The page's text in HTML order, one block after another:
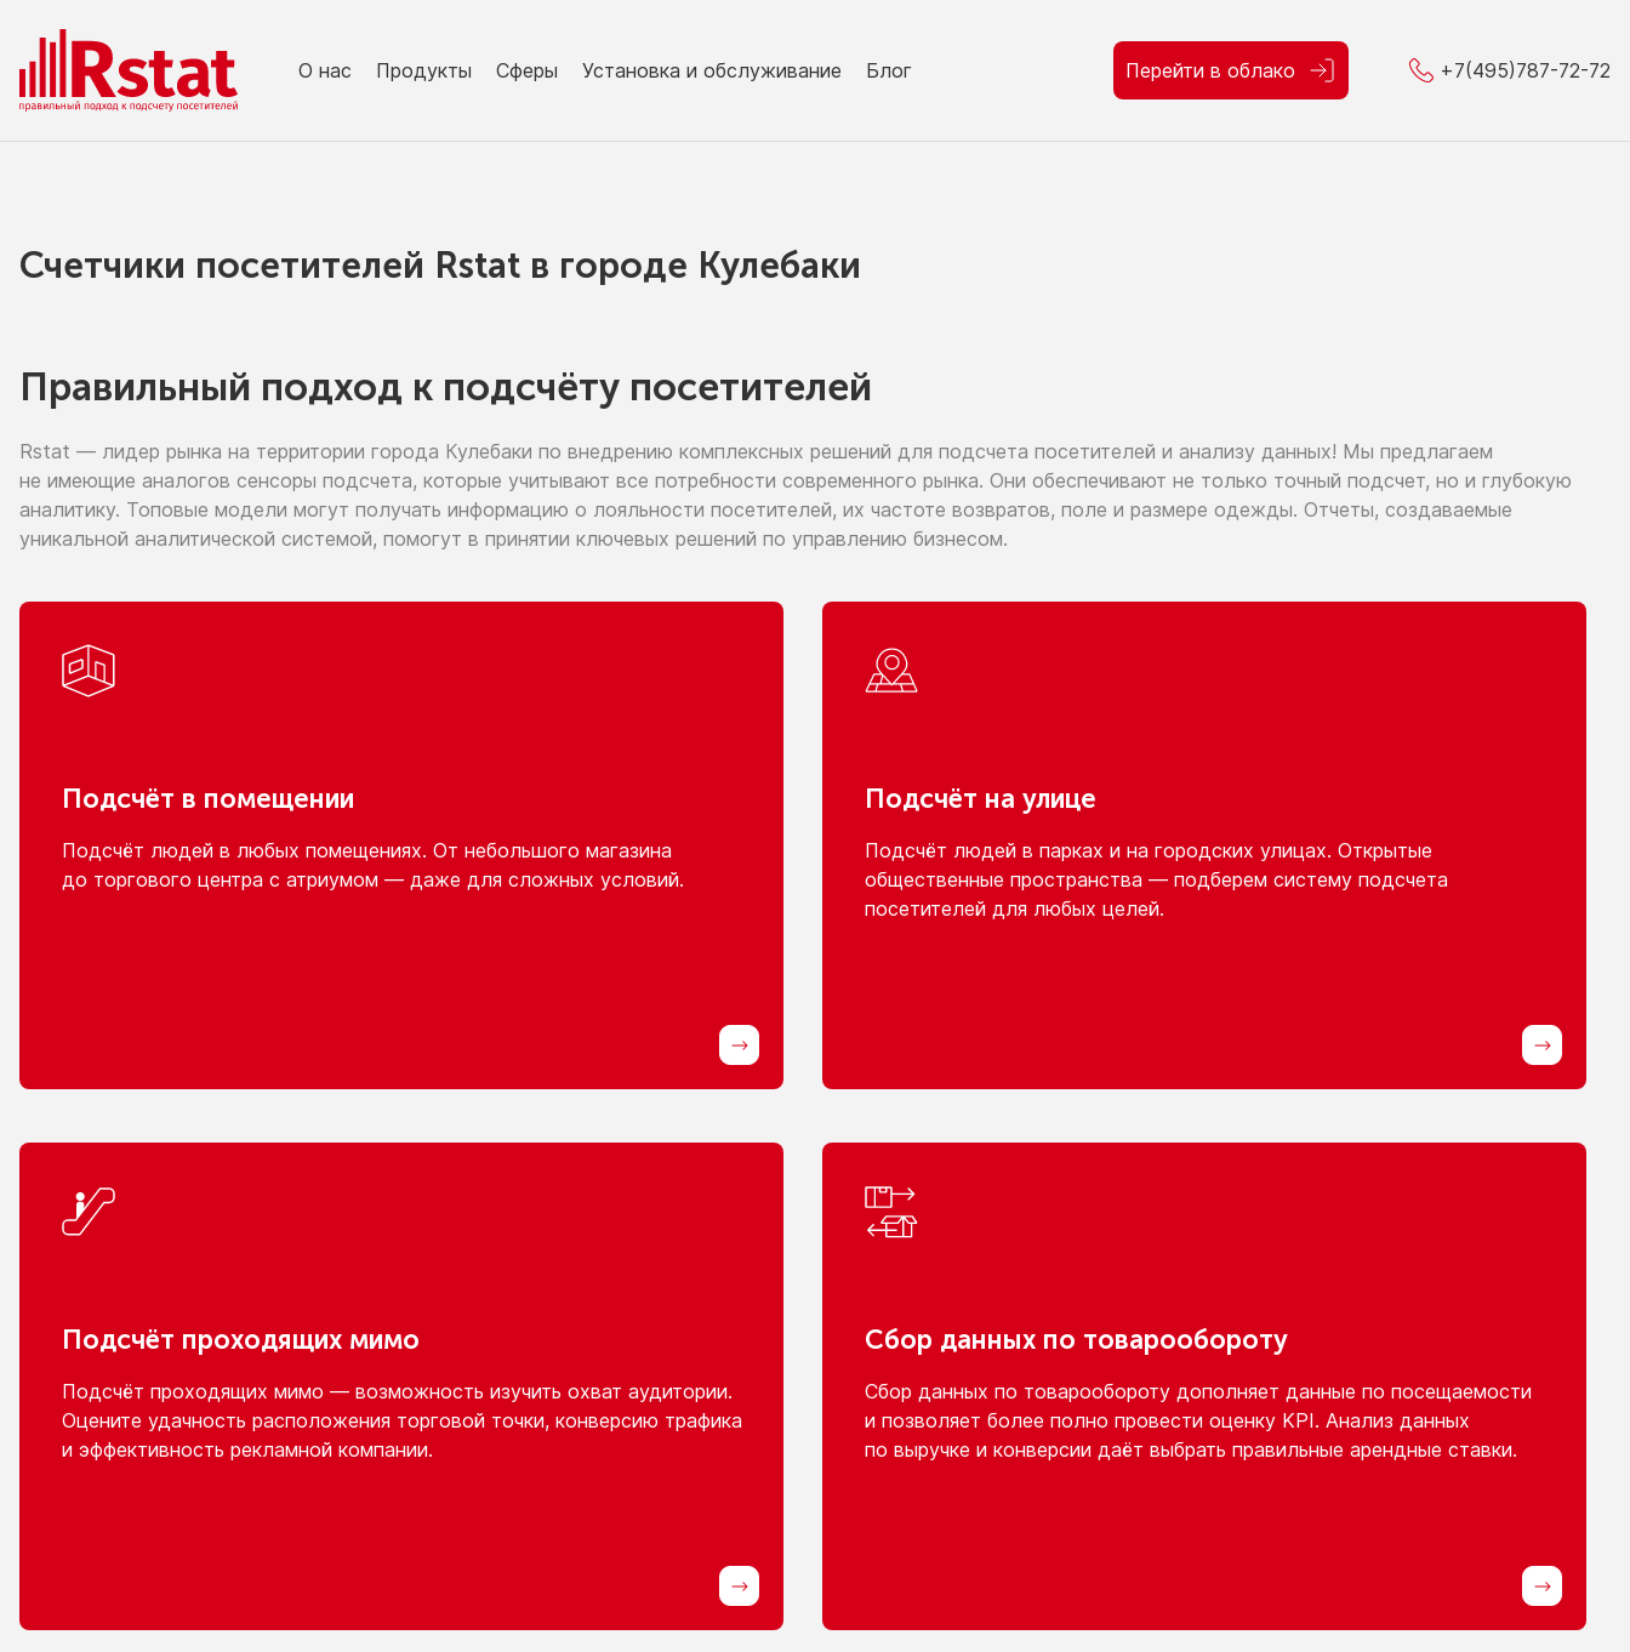
О нас Продукты Сферы Установка и обслуживание Блог Перейти в облако +7(495)787-72-72
Счетчики посетителей Rstat в городe Кулебаки
Правильный подход к подсчёту посетителей
Rstat — лидер рынка на территории города Кулебаки по внедрению комплексных решений для подсчета посетителей и анализу данных! Мы предлагаем
не имеющие аналогов сенсоры подсчета, которые учитывают все потребности современного рынка. Они обеспечивают не только точный подсчет, но и глубокую
аналитику. Топовые модели могут получать информацию о лояльности посетителей, их частоте возвратов, поле и размере одежды. Отчеты, создаваемые
уникальной аналитической системой, помогут в принятии ключевых решений по управлению бизнесом.
Подсчёт в помещении
Подсчёт людей в любых помещениях. От небольшого магазина
до торгового центра с атриумом — даже для сложных условий.
Подсчёт на улице
Подсчёт людей в парках и на городских улицах. Открытые
общественные пространства — подберем систему подсчета
посетителей для любых целей.
Подсчёт проходящих мимо
Подсчёт проходящих мимо — возможность изучить охват аудитории.
Оцените удачность расположения торговой точки, конверсию трафика
и эффективность рекламной компании.
Сбор данных по товарообороту
Сбор данных по товарооборотудополняет данные по посещаемости
и позволяет более полно провести оценку KPI. Анализ данных
по выручке и конверсии даёт выбрать правильные арендные ставки.